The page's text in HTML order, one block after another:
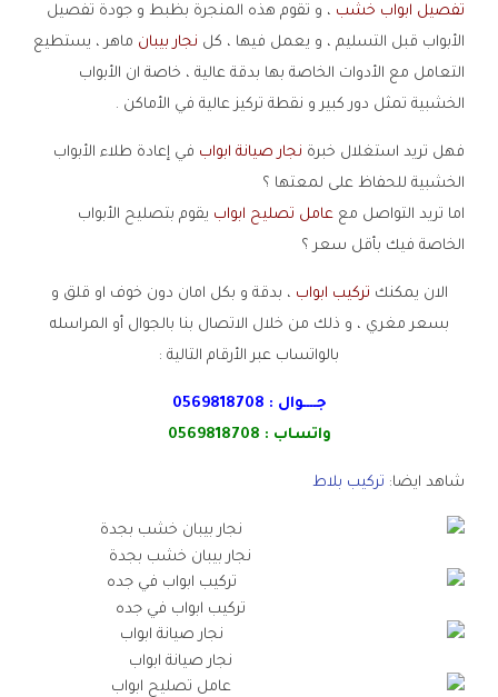
تفصيل ابواب خشب ، و تقوم هذه المنجرة بظبط و جودة تفصيل
الأبواب قبل التسليم ، و يعمل فيها ، كل نجار بيبان ماهر ، يستطيع
التعامل مع الأدوات الخاصة بها بدقة عالية ، خاصة ان الأبواب
الخشبية تمثل دور كبير و نقطة تركيز عالية في الأماكن .
فهل تريد استغلال خبرة نجار صيانة ابواب في إعادة طلاء الأبواب
الخشبية للحفاظ على لمعتها ؟
اما تريد التواصل مع عامل تصليح ابواب يقوم بتصليح الأبواب
الخاصة فيك بأقل سعر ؟
الان يمكنك تركيب ابواب ، بدقة و بكل امان دون خوف او قلق و
بسعر مغري ، و ذلك من خلال الاتصال بنا بالجوال أو المراسله
بالواتساب عبر الأرقام التالية :
جــــوال : 0569818708
واتساب :
شاهد ايضا: تركيب بلاط
نجار بيبان خشب بجدة
تركيب ابواب في جده
نجار صيانة ابواب